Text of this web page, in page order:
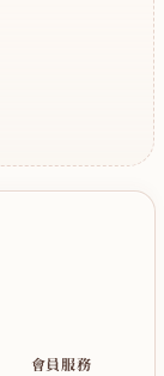
會員服務